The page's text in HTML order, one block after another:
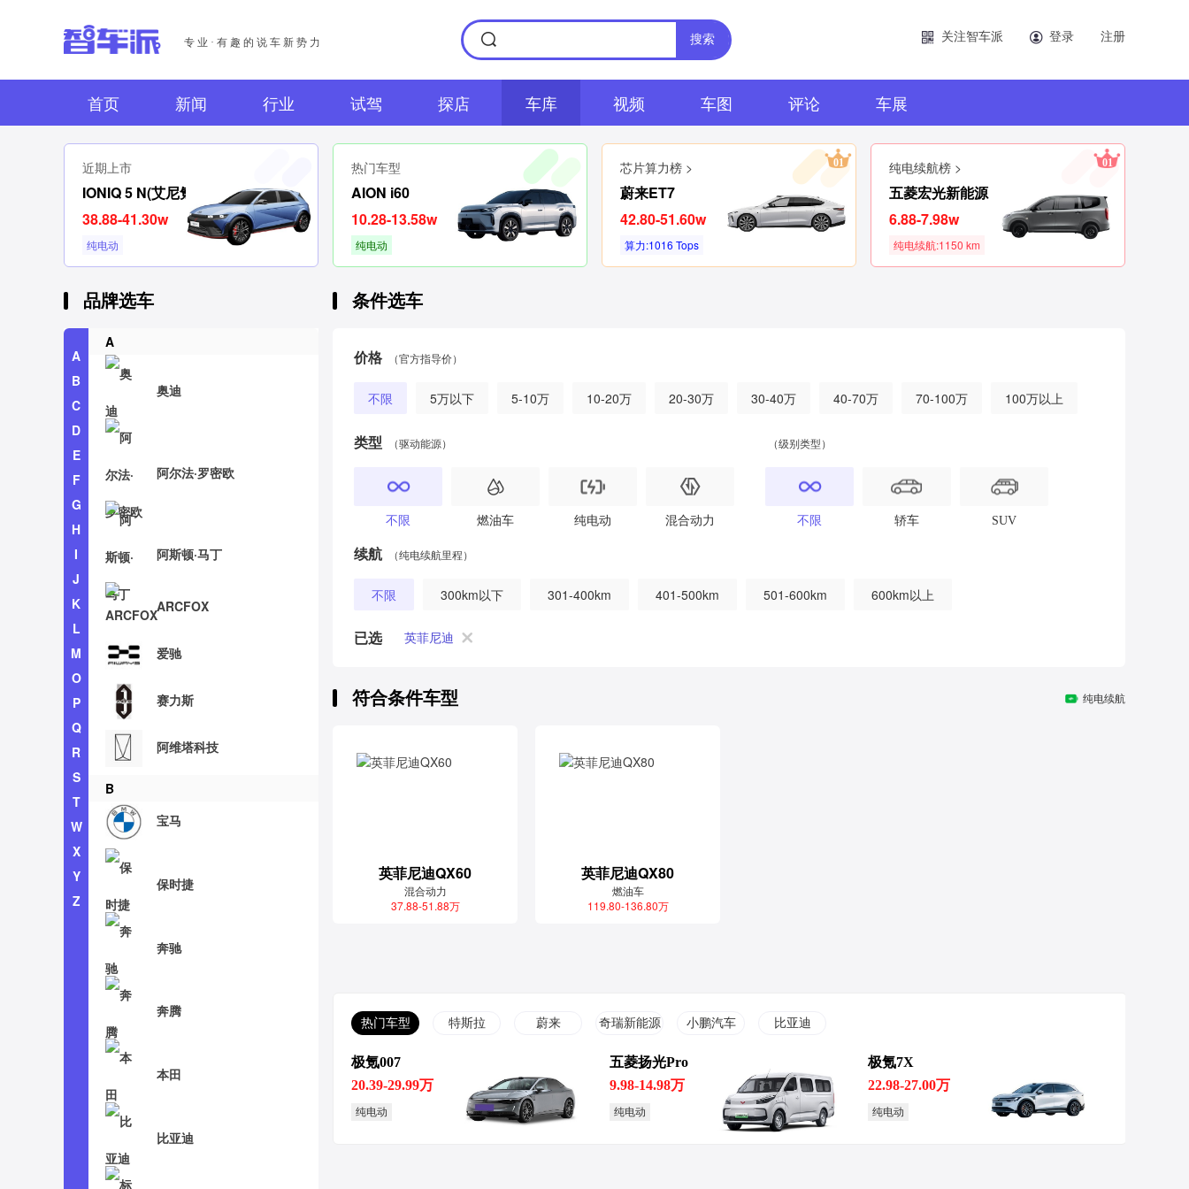
专业·有趣的说车新势力 搜索 关注智车派 登录 注册
首页 新闻 行业 试驾 探店 车库 视频 车图 评论 车展
近期上市
IONIQ 5 N(艾尼氪5N)
38.88-41.30w
纯电动
热门车型
AION i60
10.28-13.58w
纯电动
芯片算力榜 >
蔚来ET7
42.80-51.60w
算力:1016 Tops
01 纯电续航榜 >
五菱宏光新能源
6.88-7.98w
纯电续航:1150 km
01
品牌选车
A
B
C
D
E
F
G
H
I
J
K
L
M
O
P
Q
R
S
T
W
X
Y
Z
A
奥迪
阿尔法·罗密欧
阿斯顿·马丁
ARCFOX
爱驰
赛力斯
阿维塔科技
B
宝马
保时捷
奔驰
奔腾
本田
比亚迪
条件选车
价格 （官方指导价）
不限 5万以下 5-10万 10-20万 20-30万 30-40万 40-70万 70-100万 100万以上
类型 （驱动能源） （级别类型）
不限 燃油车 纯电动 混合动力 不限 轿车 SUV
续航 （纯电续航里程）
不限 300km以下 301-400km 401-500km 501-600km 600km以上
已选 英菲尼迪
符合条件车型 纯电续航
英菲尼迪QX60
混合动力
37.88-51.88万
英菲尼迪QX80
燃油车
119.80-136.80万
热门车型 特斯拉 蔚来 奇瑞新能源 小鹏汽车 比亚迪
极氪007
20.39-29.99万
纯电动
五菱扬光Pro
9.98-14.98万
纯电动
极氪7X
22.98-27.00万
纯电动